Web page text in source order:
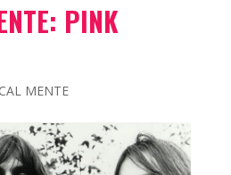
PINK
MENTE